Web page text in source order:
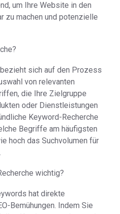
um Ihre Website in den
zu machen und potenzielle
sich auf den Prozess
von relevanten
die Ihre Zielgruppe
oder Dienstleistungen
Keyword-Recherche
Begriffe am häufigsten
hoch das Suchvolumen für
wichtig?
hat direkte
Bemühungen. Indem Sie